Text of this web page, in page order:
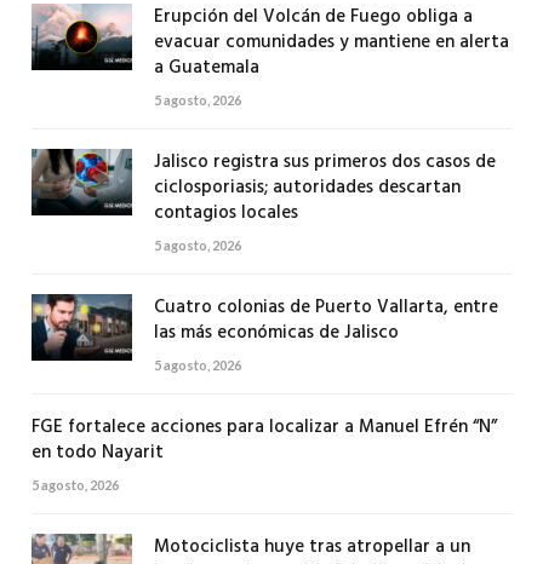
Erupción del Volcán de Fuego obliga a
evacuar comunidades y mantiene en alerta
a Guatemala
5 agosto, 2026
Jalisco registra sus primeros dos casos de
ciclosporiasis; autoridades descartan
contagios locales
5 agosto, 2026
Cuatro colonias de Puerto Vallarta, entre
las más económicas de Jalisco
5 agosto, 2026
FGE fortalece acciones para localizar a Manuel Efrén “N”
en todo Nayarit
5 agosto, 2026
Motociclista huye tras atropellar a un